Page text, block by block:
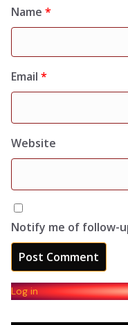
Name *
Email *
Website
Notify me of follow-
Log in